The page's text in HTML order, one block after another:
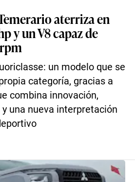
aterriza en
y un V8 capaz de
un modelo que se
categoría, gracias a
combina innovación,
una nueva interpretación